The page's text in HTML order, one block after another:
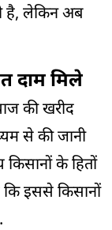
है, लेकिन अब
दाम मिले
की खरीद
से की जानी
किसानों के हितों
कि इससे किसानों